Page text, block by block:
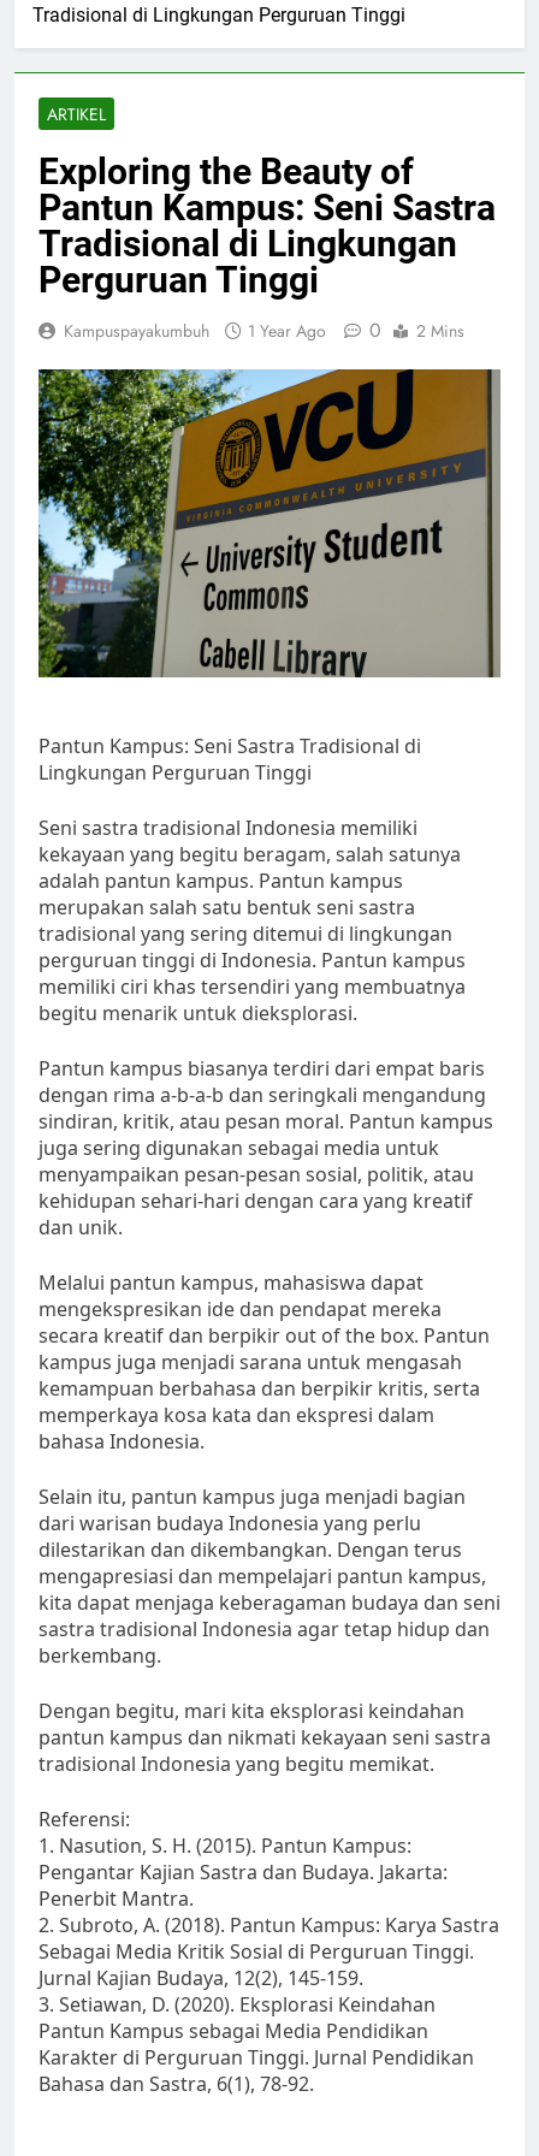
Tradisional di Lingkungan Perguruan Tinggi
ARTIKEL
Exploring the Beauty of
Pantun Kampus: Seni Sastra
Tradisional di Lingkungan
Perguruan Tinggi
Kampuspayakumbuh 1 Year Ago 0 2 Mins
Pantun Kampus: Seni Sastra Tradisional di
Lingkungan Perguruan Tinggi
Seni sastra tradisional Indonesia memiliki
kekayaan yang begitu beragam, salah satunya
adalah pantun kampus. Pantun kampus
merupakan salah satu bentuk seni sastra
tradisional yang sering ditemui di lingkungan
perguruan tinggi di Indonesia. Pantun kampus
memiliki ciri khas tersendiri yang membuatnya
begitu menarik untuk dieksplorasi.
Pantun kampus biasanya terdiri dari empat baris
dengan rima a-b-a-b dan seringkali mengandung
sindiran, kritik, atau pesan moral. Pantun kampus
juga sering digunakan sebagai media untuk
menyampaikan pesan-pesan sosial, politik, atau
kehidupan sehari-hari dengan cara yang kreatif
dan unik.
Melalui pantun kampus, mahasiswa dapat
mengekspresikan ide dan pendapat mereka
secara kreatif dan berpikir out of the box. Pantun
kampus juga menjadi sarana untuk mengasah
kemampuan berbahasa dan berpikir kritis, serta
memperkaya kosa kata dan ekspresi dalam
bahasa Indonesia.
Selain itu, pantun kampus juga menjadi bagian
dari warisan budaya Indonesia yang perlu
dilestarikan dan dikembangkan. Dengan terus
mengapresiasi dan mempelajari pantun kampus,
kita dapat menjaga keberagaman budaya dan seni
sastra tradisional Indonesia agar tetap hidup dan
berkembang.
Dengan begitu, mari kita eksplorasi keindahan
pantun kampus dan nikmati kekayaan seni sastra
tradisional Indonesia yang begitu memikat.
Referensi:
1. Nasution, S. H. (2015). Pantun Kampus:
Pengantar Kajian Sastra dan Budaya. Jakarta:
Penerbit Mantra.
2. Subroto, A. (2018). Pantun Kampus: Karya Sastra
Sebagai Media Kritik Sosial di Perguruan Tinggi.
Jurnal Kajian Budaya, 12(2), 145-159.
3. Setiawan, D. (2020). Eksplorasi Keindahan
Pantun Kampus sebagai Media Pendidikan
Karakter di Perguruan Tinggi. Jurnal Pendidikan
Bahasa dan Sastra, 6(1), 78-92.